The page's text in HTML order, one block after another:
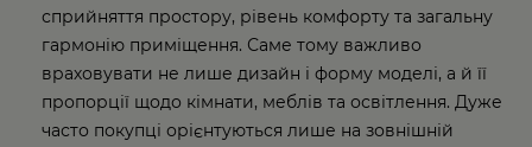
сприйняття простору, рівень комфорту та загальну
гармонію приміщення. Саме тому важливо
враховувати не лише дизайн і форму моделі, а й її
пропорції щодо кімнати, меблів та освітлення. Дуже
часто покупці орієнтуються лише на зовнішній